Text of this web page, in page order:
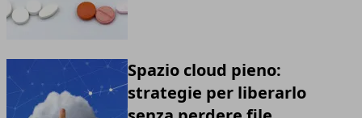
Spazio cloud pieno:
strategie per liberarlo